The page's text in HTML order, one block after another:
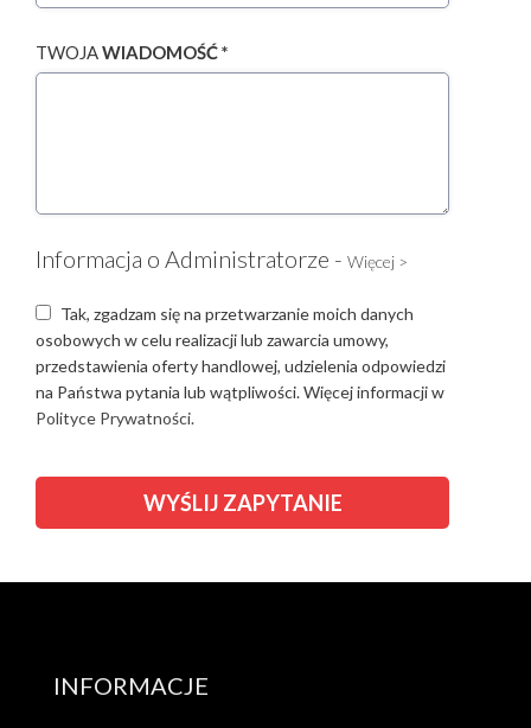
TWOJAWIADOMOŚĆ *
Informacja o Administratorze - Więcej >
Tak, zgadzam się na przetwarzanie moich danych
osobowych w celu realizacji lub zawarcia umowy,
przedstawienia oferty handlowej, udzielenia odpowiedzi
na Państwa pytania lub wątpliwości. Więcej informacji w
Polityce Prywatności.
INFORMACJE